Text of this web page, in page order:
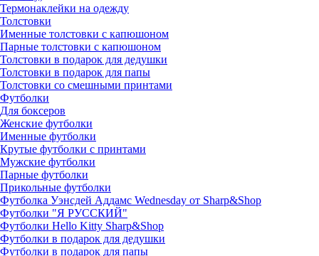
Термонаклейки на одежду
Толстовки
Именные толстовки с капюшоном
Парные толстовки с капюшоном
Толстовки в подарок для дедушки
Толстовки в подарок для папы
Толстовки со смешными принтами
Футболки
Для боксеров
Женские футболки
Именные футболки
Крутые футболки с принтами
Мужские футболки
Парные футболки
Прикольные футболки
Футболка Уэнсдей Аддамс Wednesday от Sharp&Shop
Футболки "Я РУССКИЙ"
Футболки Hello Kitty Sharp&Shop
Футболки в подарок для дедушки
Футболки в подарок для папы